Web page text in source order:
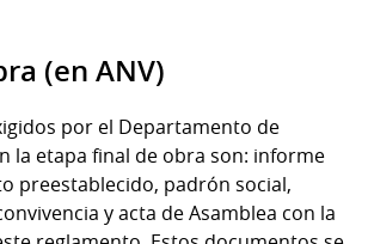
(en ANV)
por el Departamento de
la etapa final de obra son: informe
preestablecido, padrón social,
y acta de Asamblea con la